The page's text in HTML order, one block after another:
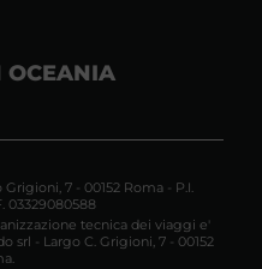
OCEANIA
7 - 00152 Roma - P.I.
03329080588
tecnica dei viaggi e'
srl - Largo C. Grigioni, 7 - 00152